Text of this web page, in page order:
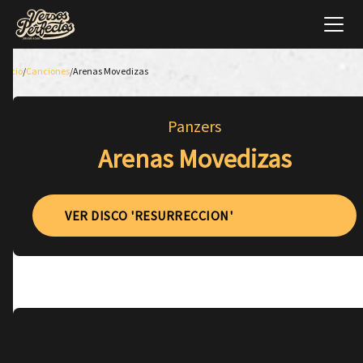
Inicio/Canciones/Arenas Movedizas
Panzers
Arenas Movedizas
VER DISCO 'RESURRECCION'